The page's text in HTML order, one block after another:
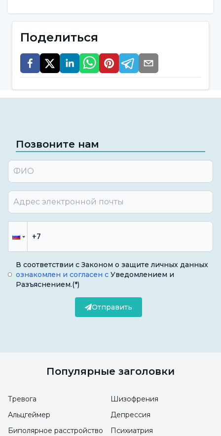
Поделиться
Позвоните нам
В соответствии с Законом о защите личных данных
ознакомлен и согласен с Уведомлением и
Разъяснением.(*)
Отправить
Популярные заголовки
Тревога
Альцгеймер
Биполярное расстройство
Шизофрения
Депрессия
Психиатрия